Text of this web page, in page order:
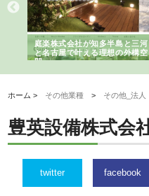
庭楽株式会社が知多半島と三河
と名古屋で叶える理想の外構空
間
ホーム > その他業種 > その他_法人
豊英設備株式会
twitter facebook